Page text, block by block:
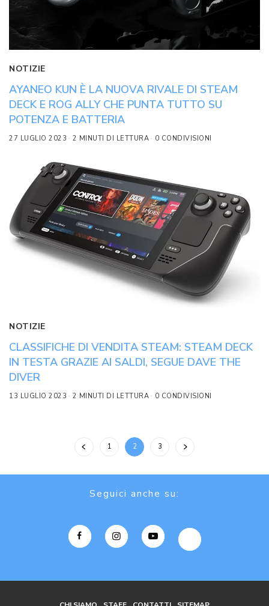
NOTIZIE
AYANEO KUN È LA NUOVA RIVALE DI STEAM
DECK E ROG ALLY CHE PUNTA TUTTO SU
POTENZA E BATTERIA
27 LUGLIO 2023 2 MINUTI DI LETTURA 0 CONDIVISIONI
NOTIZIE
CLASSIFICHE DI VENDITA STEAM: STEAM DECK
IN TESTA GRAZIE AI SALDI, SEGUE DAVE THE
DIVER
13 LUGLIO 2023 2 MINUTI DI LETTURA 0 CONDIVISIONI
1 2 3
Seguici anche su: